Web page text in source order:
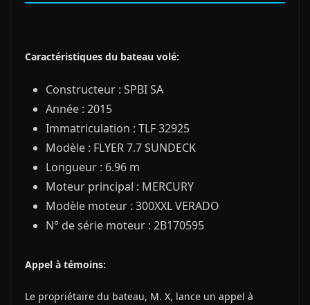
Caractéristiques du bateau volé:
Constructeur : SPBI SA
Année : 2015
Immatriculation : TLF 32925
Modèle : FLYER 7.7 SUNDECK
Longueur : 6.96 m
Moteur principal : MERCURY
Modèle moteur : 300XXL VERADO
N° de série moteur : 2B170595
Appel à témoins:
Le propriétaire du bateau, M. X, lance un appel à